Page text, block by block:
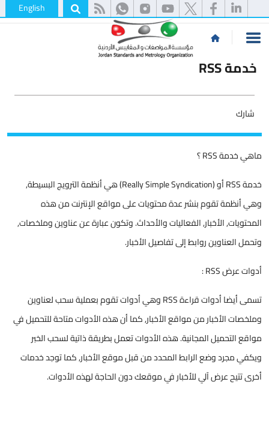
English
خدمة RSS
شارك
​​​​​ماهي خدمة RSS ؟
خدمة RSS أو (Really Simple Syndication) هي أنظمة الترويج البسيطة,
وهي أنظمة تقوم بنشر عدة محتويات على مواقع الإنترنت من هذه
المحتويات, الأخبار, الفعاليات والأحداث. وتكون عبارة عن عناوين وملخصات,
وتحمل العناوين روابط إلى تفاصيل الأخبار.
أدوات عرض RSS :
تسمى أيضا أدوات قراءة RSS وهي أدوات تقوم بعملية سحب لعناوين
وملخصات الأخبار من مواقع الأخبار, كما أن هذه الأدوات متاحة للتحميل في
مواقع التحميل المجانية. هذه الأدوات تعمل بطريقة ذاتية لسحب الخبر
ويكفي مجرد وضع الرابط المحدد من قبل موقع الأخبار, كما توجد خدمات
أخرى تتيح عرض آلي للأخبار في موقعك دون الحاجة لهذه الأدوات. ​